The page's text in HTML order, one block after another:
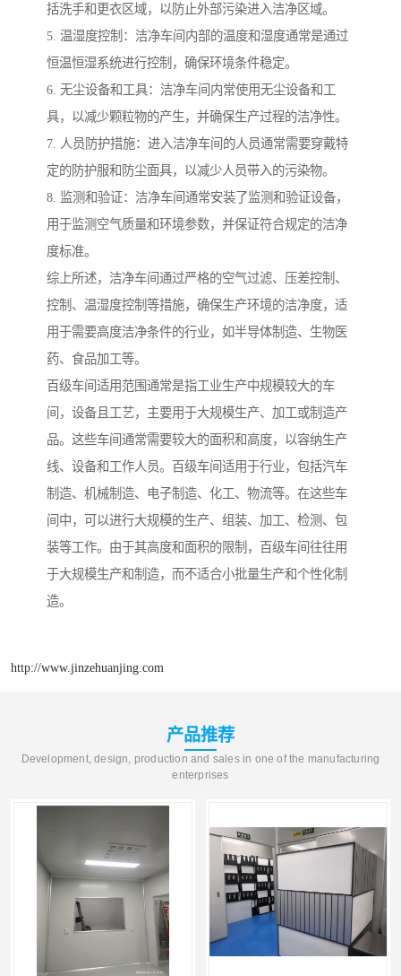
括洗手和更衣区域，以防止外部污染进入洁净区域。
5. 温湿度控制：洁净车间内部的温度和湿度通常是通过
恒温恒湿系统进行控制，确保环境条件稳定。
6. 无尘设备和工具：洁净车间内常使用无尘设备和工
具，以减少颗粒物的产生，并确保生产过程的洁净性。
7. 人员防护措施：进入洁净车间的人员通常需要穿戴特
定的防护服和防尘面具，以减少人员带入的污染物。
8. 监测和验证：洁净车间通常安装了监测和验证设备，
用于监测空气质量和环境参数，并保证符合规定的洁净
度标准。
综上所述，洁净车间通过严格的空气过滤、压差控制、
控制、温湿度控制等措施，确保生产环境的洁净度，适
用于需要高度洁净条件的行业，如半导体制造、生物医
药、食品加工等。
百级车间适用范围通常是指工业生产中规模较大的车
间，设备且工艺，主要用于大规模生产、加工或制造产
品。这些车间通常需要较大的面积和高度，以容纳生产
线、设备和工作人员。百级车间适用于行业，包括汽车
制造、机械制造、电子制造、化工、物流等。在这些车
间中，可以进行大规模的生产、组装、加工、检测、包
装等工作。由于其高度和面积的限制，百级车间往往用
于大规模生产和制造，而不适合小批量生产和个性化制
造。
http://www.jinzehuanjing.com
产品推荐
Development, design, production and sales in one of the manufacturing
enterprises